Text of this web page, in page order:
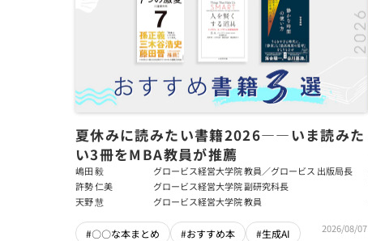
夏休みに読みたい書籍2026――いま読みた
い3冊をMBA教員が推薦
嶋田 毅
グロービス経営大学院 教員／グロービス 出版局長
許勢 仁美
グロービス経営大学院 副研究科長
天野 慧
グロービス経営大学院 教員
#〇〇な本まとめ #おすすめ本 #生成AI 2026/08/07